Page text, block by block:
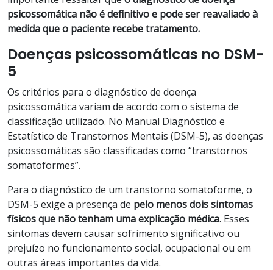
psicossomática não é definitivo e pode ser reavaliado à
medida que o paciente recebe tratamento.
Doenças psicossomáticas no DSM-
5
Os critérios para o diagnóstico de doença
psicossomática variam de acordo com o sistema de
classificação utilizado. No Manual Diagnóstico e
Estatístico de Transtornos Mentais (DSM-5), as doenças
psicossomáticas são classificadas como “transtornos
somatoformes”.
Para o diagnóstico de um transtorno somatoforme, o
DSM-5 exige a presença de pelo menos dois sintomas
físicos que não tenham uma explicação médica. Esses
sintomas devem causar sofrimento significativo ou
prejuízo no funcionamento social, ocupacional ou em
outras áreas importantes da vida.